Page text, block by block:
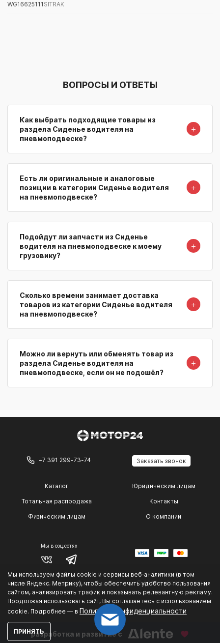
Артикул/Бренд
WG16625111 SITRAK
ВОПРОСЫ И ОТВЕТЫ
Как выбрать подходящие товары из
раздела Сиденье водителя на
пневмоподвеске?
＋
Есть ли оригинальные и аналоговые
позиции в категории Сиденье водителя
на пневмоподвеске?
＋
Подойдут ли запчасти из Сиденье
водителя на пневмоподвеске к моему
грузовику?
＋
Сколько времени занимает доставка
товаров из категории Сиденье водителя
на пневмоподвеске?
＋
Можно ли вернуть или обменять товар из
раздела Сиденье водителя на
пневмоподвеске, если он не подошёл?
＋
Мы используем файлы cookie и сервисы веб‑аналитики (в том
числе Яндекс. Метрику), чтобы обеспечить удобство пользования
сайтом, анализировать трафик и показывать релевантную рекламу.
Продолжая использовать сайт, Вы соглашаетесь с использованием
cookie. Подробнее — в Политике конфиденциальности
ПРИНЯТЬ
+7 391 299-73-74 Заказать звонок
Каталог
Тотальная распродажа
Физическим лицам
Юридическим лицам
Контакты
О компании
Мы в соц.сетях
Политика конфиденциальности © 2014 — 2026 г.
.
разработка и развитие с